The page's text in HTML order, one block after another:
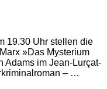
19.30 Uhr stellen die
»Das Mysterium
Adams im Jean-Lurçat-
– …